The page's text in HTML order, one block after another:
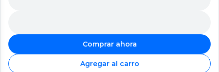
Comprar ahora
Agregar al carro